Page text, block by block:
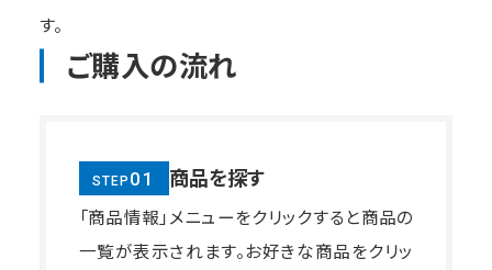
す。
ご購入の流れ
STEP 01 商品を探す
「商品情報」メニューをクリックすると商品の
一覧が表示されます。お好きな商品をクリッ